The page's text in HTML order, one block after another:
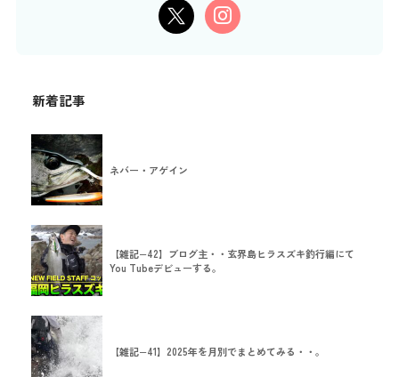
新着記事
ネバー・アゲイン
【雑記−42】ブログ主・・玄界島ヒラスズキ釣行編にて
You Tubeデビューする。
【雑記−41】2025年を月別でまとめてみる・・。